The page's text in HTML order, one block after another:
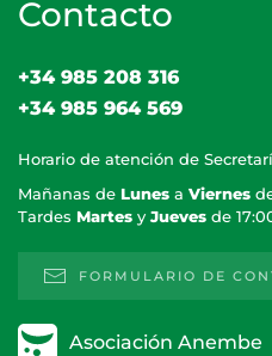
Contacto
+34 985 208 316
+34 985 964 569
Horario de atención de
Mañanas de Lunes a Viernes
Tardes Martes y Jueves de
FORMULARIO DE
Asociación Anembe